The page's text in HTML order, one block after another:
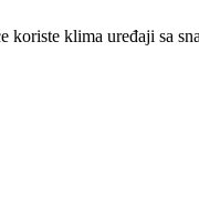
klima uređaji sa